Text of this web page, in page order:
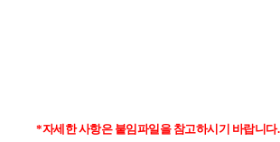
*자세한 사항은 붙임파일을 참고하시기 바랍니다.